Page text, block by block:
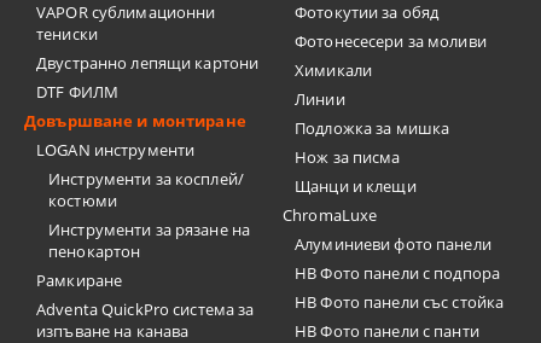
VAPOR сублимационни
тениски
Двустранно лепящи картони
DTF ФИЛМ
Довършване и монтиране
LOGAN инструменти
Инструменти за косплей/
костюми
Инструменти за рязане на
пенокартон
Рамкиране
Adventa QuickPro система за
изпъване на канава
Фотокутии за обяд
Фотонесесери за моливи
Химикали
Линии
Подложка за мишка
Нож за писма
Щанци и клещи
ChromaLuxe
Алуминиеви фото панели
HB Фото панели с подпора
HB Фото панели със стойка
HB Фото панели с панти